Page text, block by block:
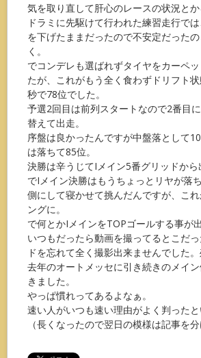
気を取り直して肝心のレースの状況とか
ドラミに先駆けて行われた練習走行で
を下げたままだったので不安定だった
く。
でコンデレも選ばれずタイヤをカーペ
たが、これがもう全く食わずドリフト
秒で78位でした。
予選2回目は前列スタートなので2番目
替えて出走。
序盤は良かったんですが中盤落として
は落ちて85位。
決勝は辛うじてIメイン5番グリッドから
でIメイン決勝はもうちょっとリヤが落
側にして寝かせて挑んだんですが、こ
ングに。
で何とかIメインをTOPゴールする事が
いつもだったら動画を撮ってるとこだ
ドを忘れて全く撮影出来ませんでした。
去年のオートメッセに引き続きのメイ
きました。
やっぱ慣れってあるよなぁ。
速い人がいつも速い理由がよく判ったと
（長くなったので翌日の模様は記事を分